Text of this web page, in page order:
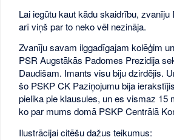
Lai iegūtu kaut kādu skaidrību, zvanīju
arī viņš par to neko vēl nezināja.
Zvanīju savam ilggadīgajam kolēģim
PSR Augstākās Padomes Prezidija
Daudišam. Imants visu biju dzirdējis.
šo PSKP CK Paziņojumu bija
pielika pie klausules, un es vismaz 15
ko par mums domā PSKP Centrālā
Ilustrācijai citēšu dažus teikumus: